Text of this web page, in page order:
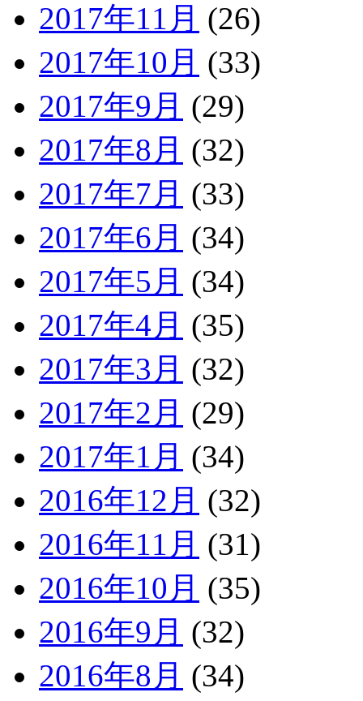
2017年11月 (26)
2017年10月 (33)
2017年9月 (29)
2017年8月 (32)
2017年7月 (33)
2017年6月 (34)
2017年5月 (34)
2017年4月 (35)
2017年3月 (32)
2017年2月 (29)
2017年1月 (34)
2016年12月 (32)
2016年11月 (31)
2016年10月 (35)
2016年9月 (32)
2016年8月 (34)